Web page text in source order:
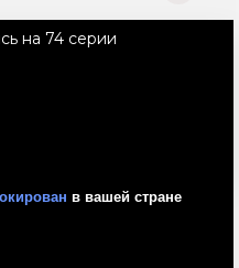
на 74 серии